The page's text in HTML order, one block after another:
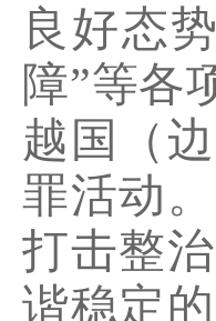
良好态
障”等各
越国（
罪活动
打击整
谐稳定